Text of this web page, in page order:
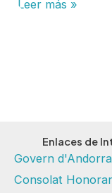
Leer más »
Enlaces de
Govern d'Andorra
Consolat